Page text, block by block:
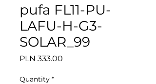
pufa FL11-PU-
LAFU-H-G3-
SOLAR_99
PLN 333.00
Quantity *